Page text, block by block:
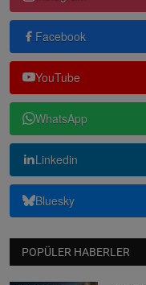
Facebook
YouTube
WhatsApp
Linkedin
Bluesky
POPÜLER HABERLER